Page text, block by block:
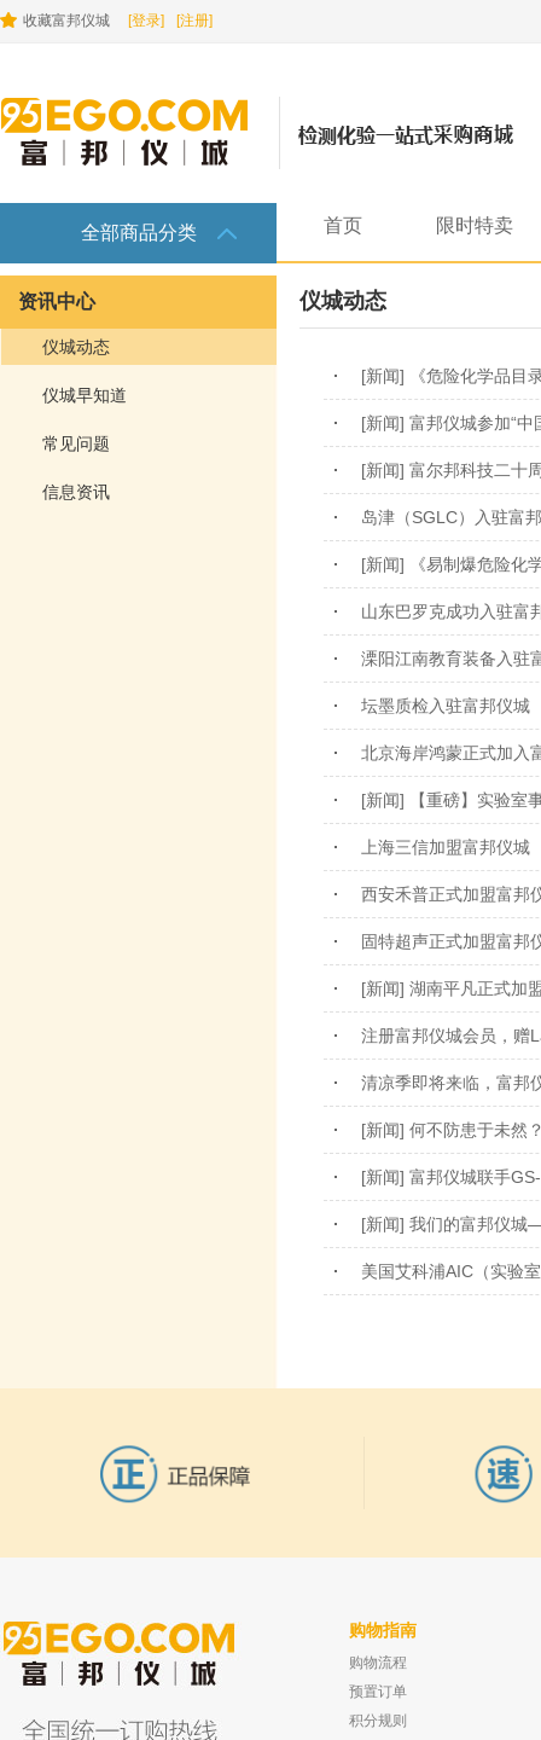
收藏富邦仪城 [登录] [注册]
全部商品分类 首页 限时特卖
资讯中心
仪城动态
仪城早知道
常见问题
信息资讯
仪城动态
[新闻] 《危险化学品目
[新闻] 富邦仪城参加“中
[新闻] 富尔邦科技二十
岛津（SGLC）入驻富
[新闻] 《易制爆危险化
山东巴罗克成功入驻富
溧阳江南教育装备入驻
坛墨质检入驻富邦仪城
北京海岸鸿蒙正式加入
[新闻] 【重磅】实验室
上海三信加盟富邦仪城
西安禾普正式加盟富邦
固特超声正式加盟富邦
[新闻] 湖南平凡正式加
注册富邦仪城会员，赠
清凉季即将来临，富邦
[新闻] 何不防患于未然
[新闻] 富邦仪城联手
[新闻] 我们的富邦仪
美国艾科浦AIC（实验
购物指南
购物流程
预置订单
积分规则